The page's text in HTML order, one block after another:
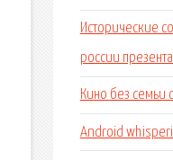
Исторические
россии
Кино без семьи
Android